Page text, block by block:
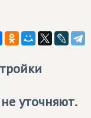
уточняют.